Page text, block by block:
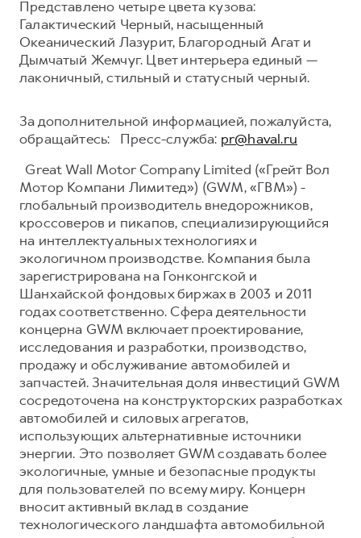
Представлено четыре цвета кузова:
Галактический Черный, насыщенный
Океанический Лазурит, Благородный Агат и
Дымчатый Жемчуг. Цвет интерьера единый —
лаконичный, стильный и статусный черный.
За дополнительной информацией, пожалуйста,
обращайтесь: Пресс-служба: pr@haval.ru
Great Wall Motor Company Limited («Грейт Вол
Мотор Компани Лимитед») (GWM, «ГВМ») -
глобальный производитель внедорожников,
кроссоверов и пикапов, специализирующийся
на интеллектуальных технологиях и
экологичном производстве. Компания была
зарегистрирована на Гонконгской и
Шанхайской фондовых биржах в 2003 и 2011
годах соответственно. Сфера деятельности
концерна GWM включает проектирование,
исследования и разработки, производство,
продажу и обслуживание автомобилей и
запчастей. Значительная доля инвестиций GWM
сосредоточена на конструкторских разработках
автомобилей и силовых агрегатов,
использующих альтернативные источники
энергии. Это позволяет GWM создавать более
экологичные, умные и безопасные продукты
для пользователей по всему миру. Концерн
вносит активный вклад в создание
технологического ландшафта автомобильной